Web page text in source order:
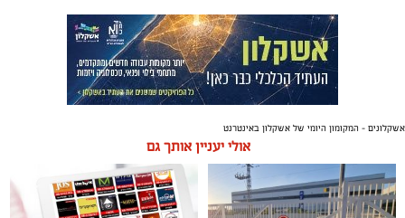
אשקלונים - המקומון היומי של אשקלון באינטרנט
אולי יעניין אותך גם